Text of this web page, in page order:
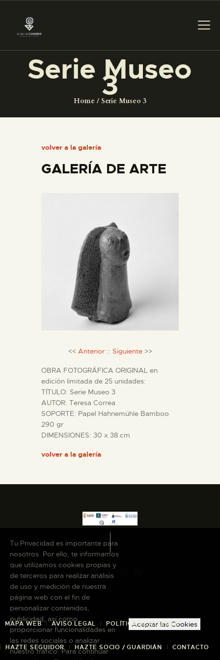
Serie Museo
3
Home Serie Museo 3
PREPARAR LA VISITA
EL MUSEO
DIDÁCTICA
ESPAÑOL
PREPARAR LA VISITA
ACTIVIDADES
EL MUSEO
COLECCIONES
DIDÁCTICA
volver a la galería
GALERÍA DE ARTE
<< Anterior :: Siguiente >>
OBRA FOTOGRÁFICA ORIGINAL en
edición limitada de 25 unidades:
TÍTULO: Serie Museo 3
AUTOR: Teresa Correa
SOPORTE: Papel Hahnemühle Bamboo
290 gr
DIMENSIONES: 30 x 38 cm
volver a la galería
MAPA WEB AVISO LEGAL POLÍTICA DE COOKIES
HAZTE SEGUIDOR HAZTE SOCIO / GUARDIÁN CONTACTO
Tu Privacidad es importante para
nosotros. Por ello, te informamos
que utilizamos cookies propias y
de terceros para realizar análisis
de uso y medición de nuestra
página web con el fin de
personalizar contenidos,
publicidad, así como
proporcionar funcionalidades en
las redes sociales o analizar
nuestro tráfico. Para continuar
Aceptar las Cookies